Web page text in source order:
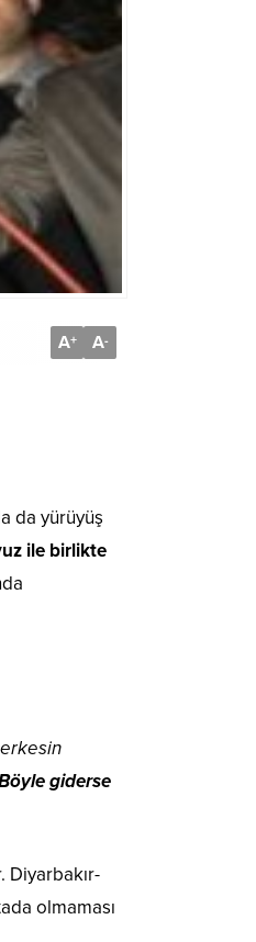
A+ A-
da yürüyüş
ile birlikte
giderse
Diyarbakır-
olmaması